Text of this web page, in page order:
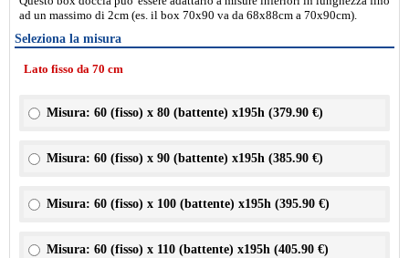
ad un massimo di 2cm (es. il box 70x90 va da 68x88cm a 70x90cm).
Seleziona la misura
Lato fisso da 70 cm
Misura: 60 (fisso) x 80 (battente) x195h (379.90 €)
Misura: 60 (fisso) x 90 (battente) x195h (385.90 €)
Misura: 60 (fisso) x 100 (battente) x195h (395.90 €)
Misura: 60 (fisso) x 110 (battente) x195h (405.90 €)